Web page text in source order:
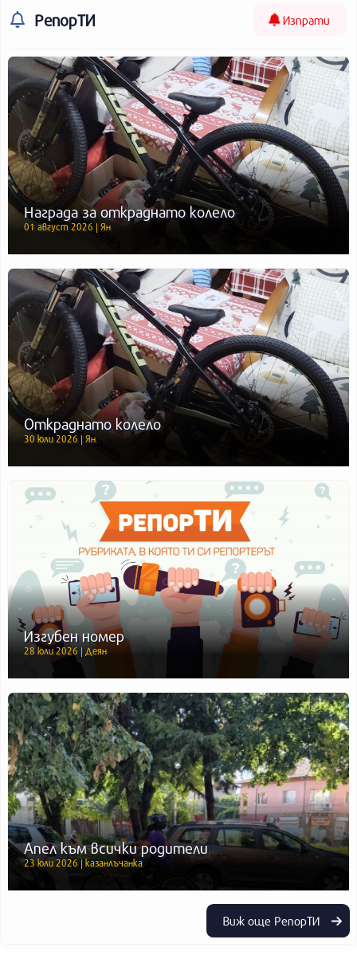
РепорТИ Изпрати
Награда за откраднато колело
01 август 2026 | Ян
Откраднато колело
30 юли 2026 | Ян
Изгубен номер
28 юли 2026 | Деян
Апел към всички родители
23 юли 2026 | казанлъчанка
Виж още РепорТИ